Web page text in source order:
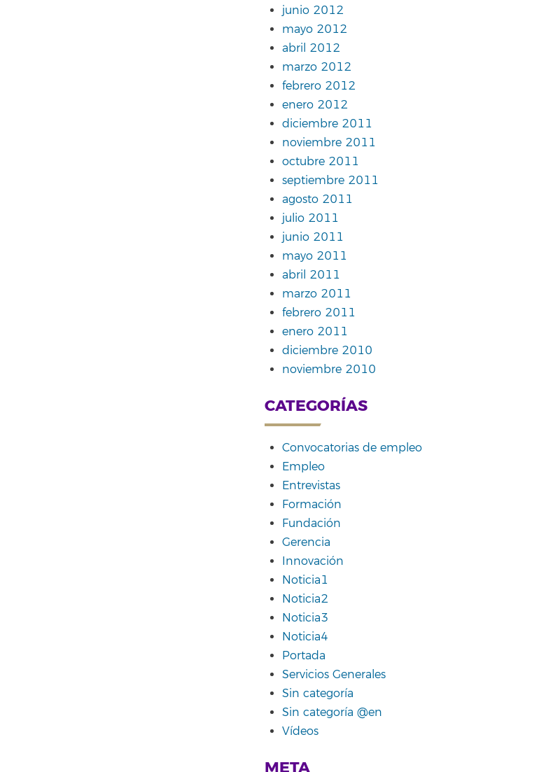
junio 2012
mayo 2012
abril 2012
marzo 2012
febrero 2012
enero 2012
diciembre 2011
noviembre 2011
octubre 2011
septiembre 2011
agosto 2011
julio 2011
junio 2011
mayo 2011
abril 2011
marzo 2011
febrero 2011
enero 2011
diciembre 2010
noviembre 2010
CATEGORÍAS
Convocatorias de empleo
Empleo
Entrevistas
Formación
Fundación
Gerencia
Innovación
Noticia1
Noticia2
Noticia3
Noticia4
Portada
Servicios Generales
Sin categoría
Sin categoría @en
Vídeos
META